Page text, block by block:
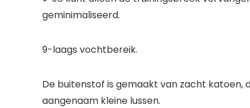
geminimaliseerd.
9-laags vochtbereik.
De buitenstof is gemaakt van zacht
aangenaam kleine lussen.